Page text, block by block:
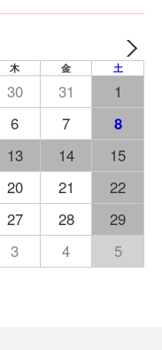
木 金 土
30 31
1
6 7
8
13 14
15
20 21
22
27 28
29
3 4 5